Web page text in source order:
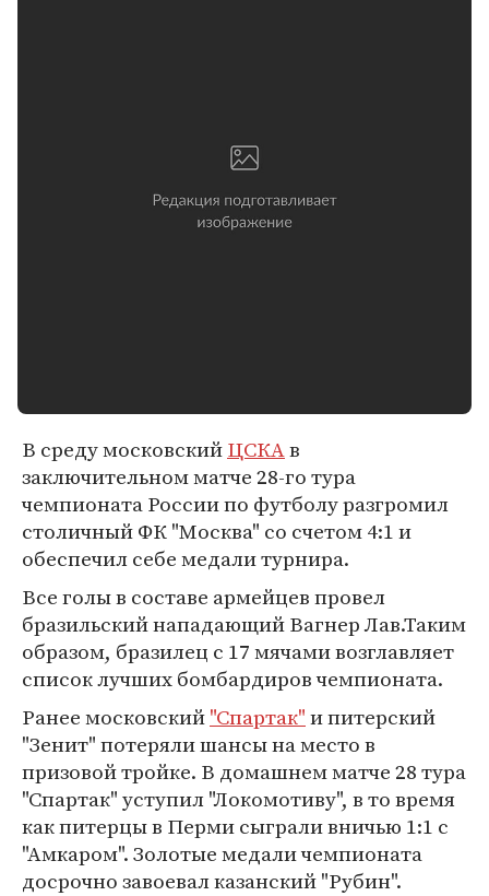
В среду московскийЦСКАв
заключительном матче 28-го тура
чемпионата России по футболу разгромил
столичный ФК "Москва" со счетом 4:1 и
обеспечил себе медали турнира.
Все голы в составе армейцев провел
бразильский нападающий Вагнер Лав.Таким
образом, бразилец с 17 мячами возглавляет
список лучших бомбардиров чемпионата.
Ранее московский"Спартак"и питерский
"Зенит" потеряли шансы на место в
призовой тройке. В домашнем матче 28 тура
"Спартак" уступил "Локомотиву", в то время
как питерцы в Перми сыграли вничью 1:1 с
"Амкаром". Золотые медали чемпионата
досрочно завоевал казанский "Рубин".